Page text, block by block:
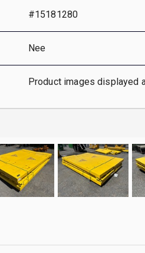
#15181280
Nee
Product images displayed